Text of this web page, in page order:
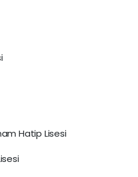
Hatip Lisesi